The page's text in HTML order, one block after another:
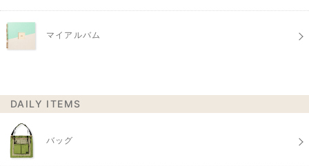
マイアルバム
DAILY ITEMS
バッグ